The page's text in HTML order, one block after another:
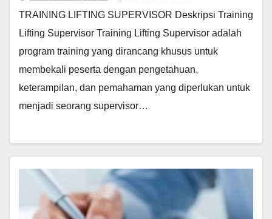
TRAINING LIFTING SUPERVISOR Deskripsi Training
Lifting Supervisor Training Lifting Supervisor adalah
program training yang dirancang khusus untuk
membekali peserta dengan pengetahuan,
keterampilan, dan pemahaman yang diperlukan untuk
menjadi seorang supervisor…